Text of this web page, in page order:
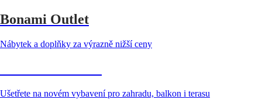
Bonami Outlet
Nábytek a doplňky za výrazně nižší ceny
Ušetřete na novém vybavení pro zahradu, balkon i terasu